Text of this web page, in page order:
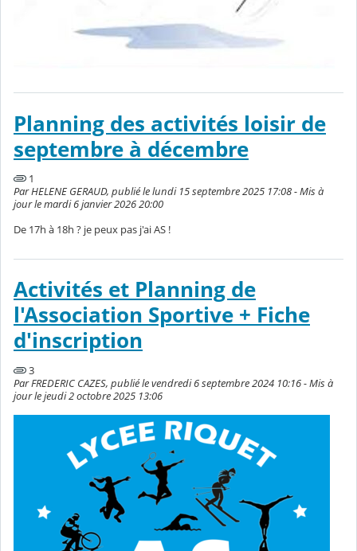
Planning des activités loisir de
septembre à décembre
1
Par HELENE GERAUD, publié le lundi 15 septembre 2025 17:08 - Mis à
jour le mardi 6 janvier 2026 20:00
De 17h à 18h ? je peux pas j'ai AS !
Activités et Planning de
l'Association Sportive + Fiche
d'inscription
3
Par FREDERIC CAZES, publié le vendredi 6 septembre 2024 10:16 - Mis à
jour le jeudi 2 octobre 2025 13:06